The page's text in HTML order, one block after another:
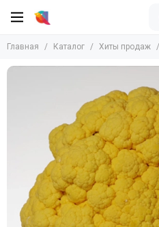
Главная Каталог Хиты продаж